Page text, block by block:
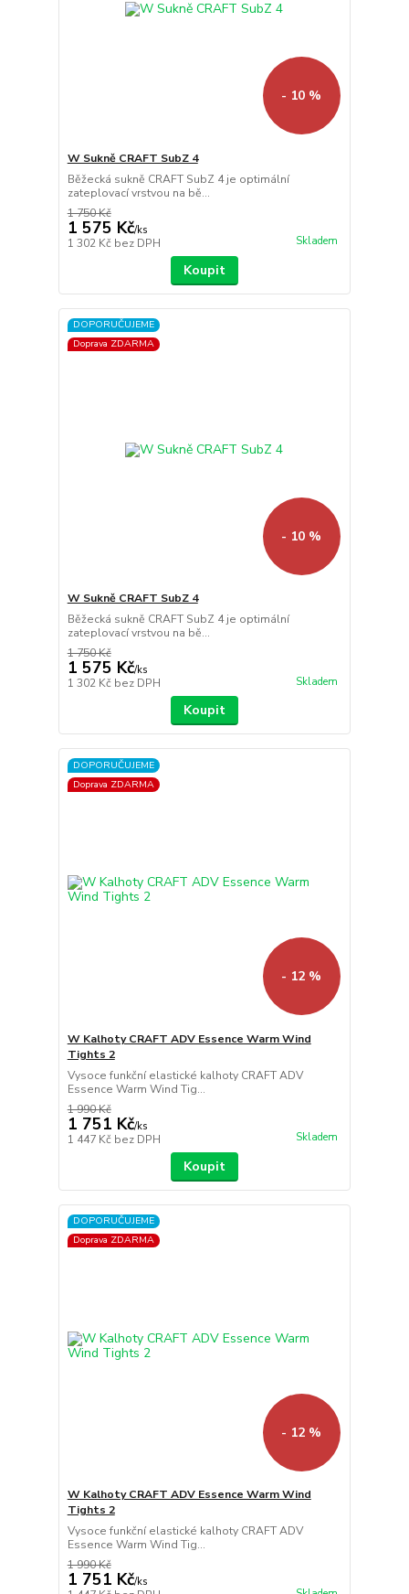
- 10 %
W Sukně CRAFT SubZ 4
Běžecká sukně CRAFT SubZ 4 je optimální
zateplovací vrstvou na bě...
1 750 Kč
1 575 Kč/ks
1 302 Kč bez DPH Skladem
Koupit
DOPORUČUJEME
Doprava ZDARMA
- 10 %
W Sukně CRAFT SubZ 4
Běžecká sukně CRAFT SubZ 4 je optimální
zateplovací vrstvou na bě...
1 750 Kč
1 575 Kč/ks
1 302 Kč bez DPH Skladem
Koupit
DOPORUČUJEME
Doprava ZDARMA
- 12 %
W Kalhoty CRAFT ADV Essence Warm Wind
Tights 2
Vysoce funkční elastické kalhoty CRAFT ADV
Essence Warm Wind Tig...
1 990 Kč
1 751 Kč/ks
1 447 Kč bez DPH Skladem
Koupit
DOPORUČUJEME
Doprava ZDARMA
- 12 %
W Kalhoty CRAFT ADV Essence Warm Wind
Tights 2
Vysoce funkční elastické kalhoty CRAFT ADV
Essence Warm Wind Tig...
1 990 Kč
1 751 Kč/ks